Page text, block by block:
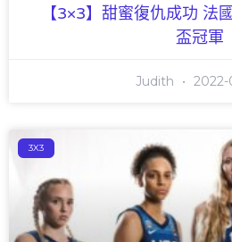
【3×3】甜蜜復仇成功 法
盃冠軍
Judith 2022-
3X3